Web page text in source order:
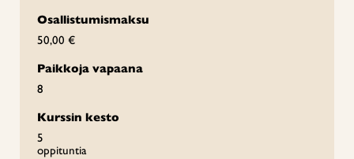
Osallistumismaksu
50,00 €
Paikkoja vapaana
8
Kurssin kesto
5
oppituntia